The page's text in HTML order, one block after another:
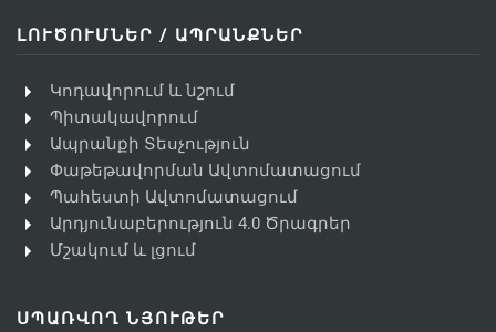
ԼՈՒԾՈՒՄՆԵՐ / ԱՊՐԱՆՔՆԵՐ
Կոդավորում և նշում
Պիտակավորում
Ապրանքի Տեսչություն
Փաթեթավորման Ավտոմատացում
Պահեստի Ավտոմատացում
Արդյունաբերություն 4.0 Ծրագրեր
Մշակում և լցում
ՍՊԱՌՎՈՂ ՆՅՈՒԹԵՐ